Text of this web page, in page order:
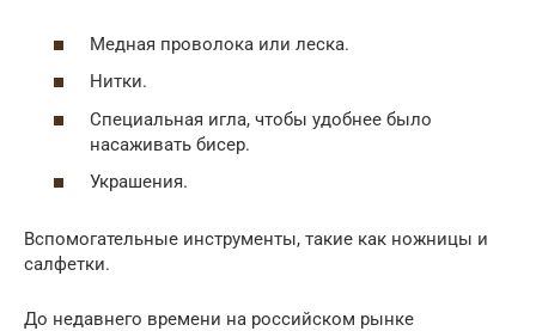
Медная проволока или леска.
Нитки.
Специальная игла, чтобы удобнее было
насаживать бисер.
Украшения.
Вспомогательные инструменты, такие как ножницы и
салфетки.
До недавнего времени на российском рынке